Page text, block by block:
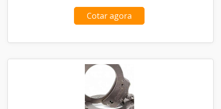
Cotar agora